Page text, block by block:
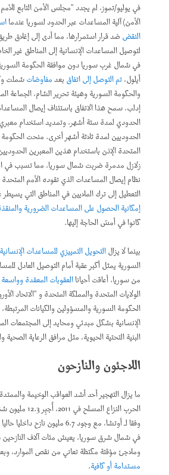
في يوليو/تموز، لم يجدد "مجلس الأمن التابع
الأمن) آلية المساعدات عبر الحدود لسوريا عندما
النقضضد قرار استمرارها، مما أدى إلى إغلاق
لتوصيل المساعدات الإنسانية إلى المناطق غير
في شمال غرب سوريا دون موافقة الحكومة
أيلول،تم التوصل إلى اتفاقبعدمفاوضاتشملت
والحكومة السورية وهيئة تحرير الشام، الجماعة
إدلب. سمح هذا الاتفاق باستئناف إيصال
الحدودي لمدة ستة أشهر، وتمديد استخدام معبري
الحدوديين لمدة ثلاثة أشهر أخرى. منحت الحكومة
المتحدة الإذن باستخدام هذين المعبرين
زلازل مدمرة ضربت شمال سوريا، مما تسبب في
نظام إيصال المساعدات الذي تقوده الأمم
التعطيل إلى ترك الملايين في المناطق التي يسيطر
إمكانية الحصول على المساعدات الضرورية
كانوا في أمسّ الحاجة إليها.
بينما لا يزالالتحويل التمييزي للمساعدات الإنسانية
السورية يمثل أكبر عقبة أمام التوصيل العادل
من سوريا، أعاقت أحياناالعقوبات المعقدة
الولايات المتحدة والمملكة المتحدة و "الاتحاد
الحكومة السورية والمسؤولين والكيانات
الإنسانية بشكل مبدئي ومحايد إلى المجتمعات
البنية التحتية الحيوية، مثل مرافق الرعاية
اللاجئون والنازحون
ما يزال التهجير أحد أشد العواقب الوخيمة
الحرب النزاع
وفقا لـ أوتشا، مع وجود 6.7 مليون
في شمال شرق سوريا، يعيش مئات آلاف النازحين
وملاجئ مؤقتة مكتظة تعاني من نقص الموارد،
مستدامة أو كافية.